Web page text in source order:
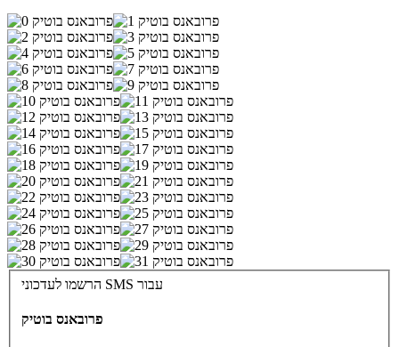
הרשמו לעדכוני SMS עבור
פרובאנס בוטיק